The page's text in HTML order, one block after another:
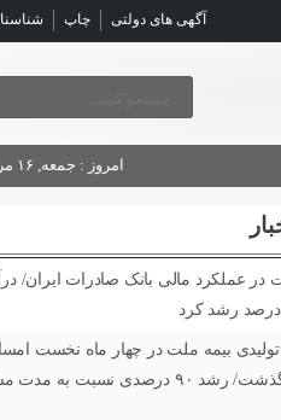
آگهی های دولتی چاپ
امروز : جمعه, ۱۶ مرداد , ۱۴۰۵
در عملکرد مالی بانک صادرات ایران/
بیمه ملت در چهار ماه نخست
۱۴.۵ همت گذشت/ رشد ۹۰ درصدی نسبت به